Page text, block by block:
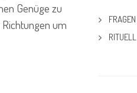
Genüge zu
um
FRAGEN
RITUELL